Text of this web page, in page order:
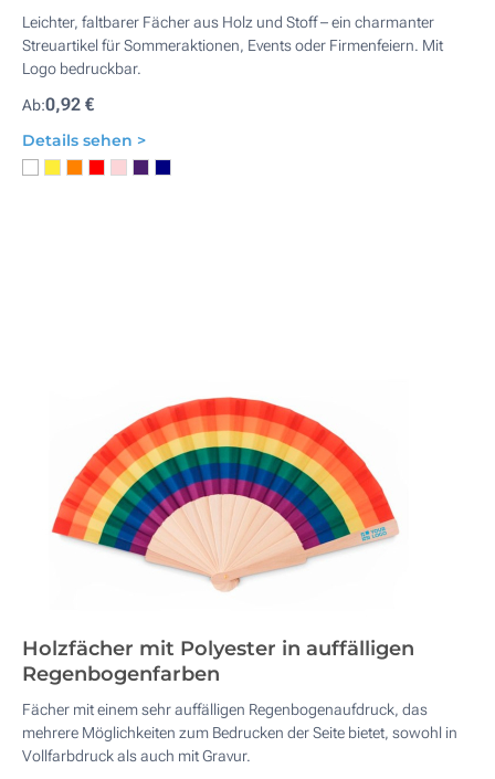
Leichter, faltbarer Fächer aus Holz und Stoff – ein charmanter
Streuartikel für Sommeraktionen, Events oder Firmenfeiern. Mit
Logo bedruckbar.
Ab:0,92 €
Details sehen >
Holzfächer mit Polyester in auffälligen
Regenbogenfarben
Fächer mit einem sehr auffälligen Regenbogenaufdruck, das
mehrere Möglichkeiten zum Bedrucken der Seite bietet, sowohl in
Vollfarbdruck als auch mit Gravur.